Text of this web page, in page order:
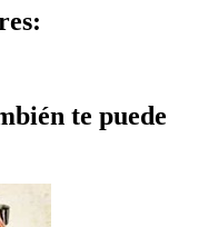
te puede